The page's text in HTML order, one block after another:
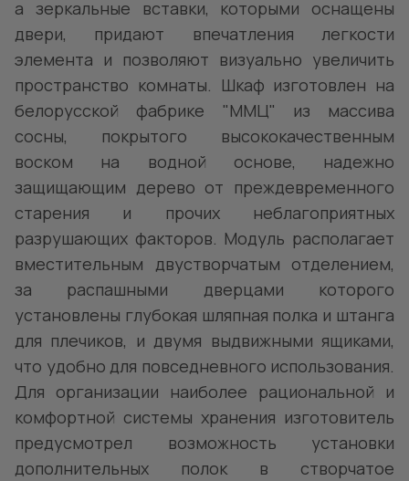
а зеркальные вставки, которыми оснащены
двери, придают впечатления легкости
элемента и позволяют визуально увеличить
пространство комнаты. Шкаф изготовлен на
белорусской фабрике "ММЦ" из массива
сосны, покрытого высококачественным
воском на водной основе, надежно
защищающим дерево от преждевременного
старения и прочих неблагоприятных
разрушающих факторов. Модуль располагает
вместительным двустворчатым отделением,
за распашными дверцами которого
установлены глубокая шляпная полка и штанга
для плечиков, и двумя выдвижными ящиками,
что удобно для повседневного использования.
Для организации наиболее рациональной и
комфортной системы хранения изготовитель
предусмотрел возможность установки
дополнительных полок в створчатое